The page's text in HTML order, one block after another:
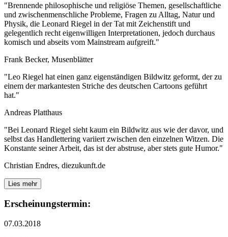
"Brennende philosophische und religiöse Themen, gesellschaftliche
und zwischenmenschliche Probleme, Fragen zu Alltag, Natur und
Physik, die Leonard Riegel in der Tat mit Zeichenstift und
gelegentlich recht eigenwilligen Interpretationen, jedoch durchaus
komisch und abseits vom Mainstream aufgreift."
Frank Becker, Musenblätter
"Leo Riegel hat einen ganz eigenständigen Bildwitz geformt, der zu
einem der markantesten Striche des deutschen Cartoons geführt
hat."
Andreas Platthaus
"Bei Leonard Riegel sieht kaum ein Bildwitz aus wie der davor, und
selbst das Handlettering variiert zwischen den einzelnen Witzen. Die
Konstante seiner Arbeit, das ist der abstruse, aber stets gute Humor."
Christian Endres, diezukunft.de
Lies mehr
Erscheinungstermin:
07.03.2018